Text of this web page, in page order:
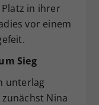
in ihrer
vor einem
Sieg
unterlag
Nina